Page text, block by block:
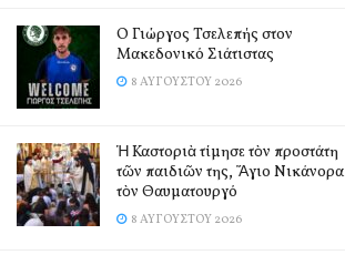
Ο Γιώργος Τσελεπής στον
Μακεδονικό Σιάτιστας
8 ΑΥΓΟΎΣΤΟΥ 2026
Ἡ Καστοριὰ τίμησε τὸν προστάτη
τῶν παιδιῶν της, Ἅγιο Νικάνορα
τὸν Θαυματουργό
8 ΑΥΓΟΎΣΤΟΥ 2026